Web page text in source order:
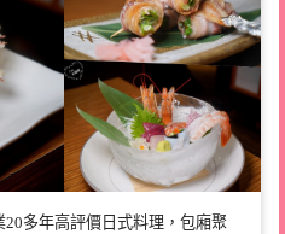
多年高評價日式料理，包廂聚